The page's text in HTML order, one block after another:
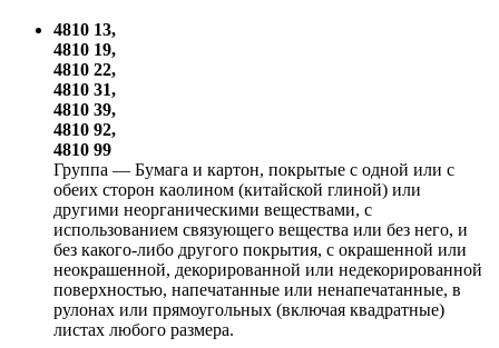
4810 13,
4810 19,
4810 22,
4810 31,
4810 39,
4810 92,
4810 99
Группа — Бумага и картон, покрытые с одной или с
обеих сторон каолином (китайской глиной) или
другими неорганическими веществами, с
использованием связующего вещества или без него, и
без какого-либо другого покрытия, с окрашенной или
неокрашенной, декорированной или недекорированной
поверхностью, напечатанные или ненапечатанные, в
рулонах или прямоугольных (включая квадратные)
листах любого размера.